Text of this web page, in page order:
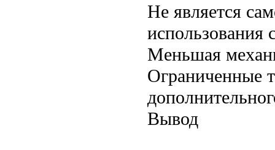
Не является
использования
Меньшая
Ограниченные
Вывод